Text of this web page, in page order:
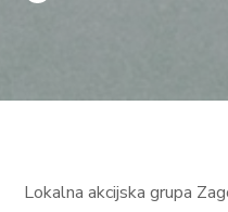
Lokalna akcijska grupa